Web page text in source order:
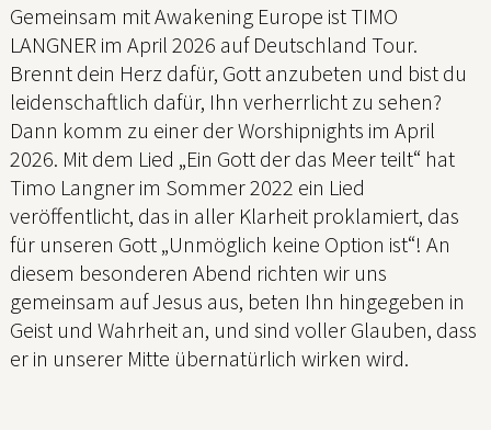
Gemeinsam mit Awakening Europe ist TIMO
LANGNER im April 2026 auf Deutschland Tour.
Brennt dein Herz dafür, Gott anzubeten und bist du
leidenschaftlich dafür, Ihn verherrlicht zu sehen?
Dann komm zu einer der Worshipnights im April
2026. Mit dem Lied „Ein Gott der das Meer teilt“ hat
Timo Langner im Sommer 2022 ein Lied
veröffentlicht, das in aller Klarheit proklamiert, das
für unseren Gott „Unmöglich keine Option ist“! An
diesem besonderen Abend richten wir uns
gemeinsam auf Jesus aus, beten Ihn hingegeben in
Geist und Wahrheit an, und sind voller Glauben, dass
er in unserer Mitte übernatürlich wirken wird.